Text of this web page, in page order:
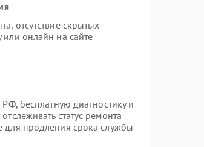
отсутствие скрытых
или онлайн на сайте
бесплатную диагностику и
статус ремонта
для продления срока службы